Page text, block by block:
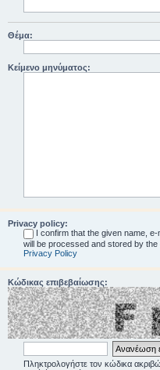
Θέμα:
Κείμενο μηνύματος:
Privacy policy:
I confirm that the given name,
will be processed and stored by
Privacy Policy
Κώδικας επιβεβαίωσης:
Πληκτρολογήστε τον κώδικα